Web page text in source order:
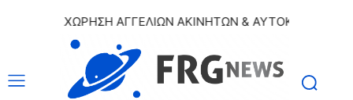
ΚΑΤΑΧΩΡΗΣΗ ΑΓΓΕΛΙΩΝ ΑΚΙΝΗΤΩΝ & ΑΥΤΟΚΙΝΗΤΩΝ |